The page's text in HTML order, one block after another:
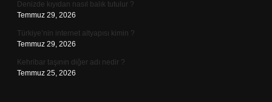
Denizde kıyıdan nasıl balık tutulur ?
Temmuz 29, 2026
Türkiye’nin internet altyapısı kimin ?
Temmuz 29, 2026
Kehribar taşının diğer adı nedir ?
Temmuz 25, 2026